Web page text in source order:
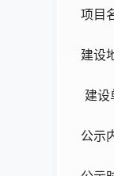
项目
建设
建设
公示